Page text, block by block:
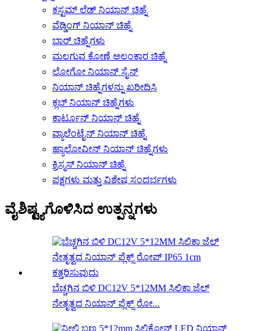
ಕಸ್ಟಮ್ ಲೆಡ್ ನಿಯಾನ್ ಚಿಹ್ನೆ
ವೆಡ್ಡಿಂಗ್ ನಿಯಾನ್ ಚಿಹ್ನೆ
ಬಾರ್ ಚಿಹ್ನೆಗಳು
ಮಲಗುವ ಕೋಣೆ ಅಲಂಕಾರ ಚಿಹ್ನೆ
ಲೋಗೋ ನಿಯಾನ್ ಸೈನ್
ನಿಯಾನ್ ಚಿಹ್ನೆಗಳನ್ನು ಖರೀದಿಸಿ
ಕ್ಲಬ್ ನಿಯಾನ್ ಚಿಹ್ನೆಗಳು
ಕಾರ್ಟೂನ್ ನಿಯಾನ್ ಚಿಹ್ನೆ
ವ್ಯಾಲೆಂಟೈನ್ ನಿಯಾನ್ ಚಿಹ್ನೆ
ಹ್ಯಾಲೋವೀನ್ ನಿಯಾನ್ ಚಿಹ್ನೆಗಳು
ಕ್ರಿಸ್ಮಸ್ ನಿಯಾನ್ ಚಿಹ್ನೆ
ಪಕ್ಷಗಳು ಮತ್ತು ವಿಶೇಷ ಸಂದರ್ಭಗಳು
ವೈಶಿಷ್ಟ್ಯಗೊಳಿಸಿದ ಉತ್ಪನ್ನಗಳು
ಬೆಚ್ಚಗಿನ ಬಿಳಿ DC12V 5*12MM ಸಿಲಿಕಾ ಜೆಲ್
ನೇತೃತ್ವದ ನಿಯಾನ್ ಫ್ಲೆಕ್ಸ್ ರೋ...